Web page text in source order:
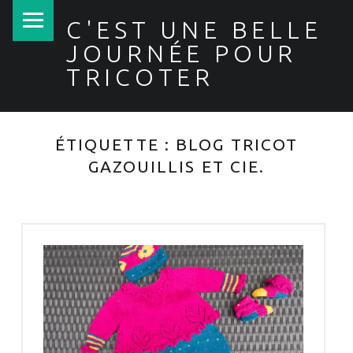
C'EST UNE BELLE
JOURNÉE POUR
TRICOTER
ÉTIQUETTE : BLOG TRICOT
GAZOUILLIS ET CIE.